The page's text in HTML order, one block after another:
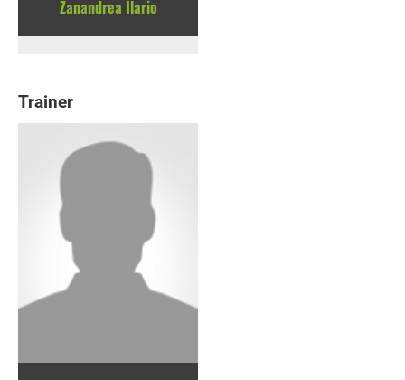
Zanandrea Ilario
Trainer